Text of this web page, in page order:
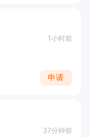
1小时前
申请
37分钟前